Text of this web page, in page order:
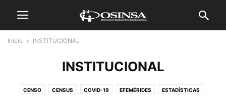
Inicio INSTITUCIONAL
INSTITUCIONAL
CENSO CENSUS COVID-19 EFEMÉRIDES ESTADÍSTICAS